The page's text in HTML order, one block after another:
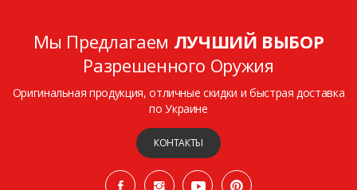
Мы Предлагаем ЛУЧШИЙ ВЫБОР
Разрешенного Оружия
Оригинальная продукция, отличные скидки и быстрая доставка
по Украине
КОНТАКТЫ